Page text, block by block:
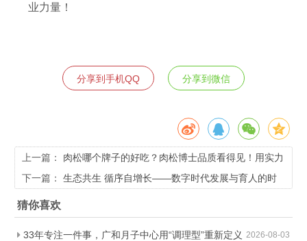
业力量！
分享到手机QQ 分享到微信
上一篇： 肉松哪个牌子的好吃？肉松博士品质看得见！用实力
守护安心美味
下一篇： 生态共生 循序自增长——数字时代发展与育人的时
代思考
猜你喜欢
2026-08-03
33年专注一件事，广和月子中心用“调理型”重新定义